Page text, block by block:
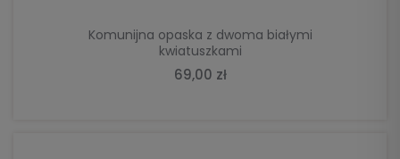
Komunijna opaska z dwoma białymi
kwiatuszkami
69,00 zł